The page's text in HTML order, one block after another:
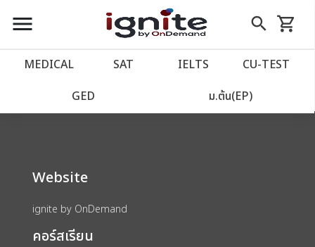
close
account_balance หน้าแรก
เว็บไซต์อิกไนท์
import_contacts วางแผนการเรียน
account_circle เข้าสู่ระบบ
menu search
Skip
to
shopping_cart
รถเข็น
MEDICAL SAT IELTS CU‑TEST
GED ม.ต้น(EP)
We could not find anything for 80000177
Website
ignite by OnDemand
คอร์สเรียน